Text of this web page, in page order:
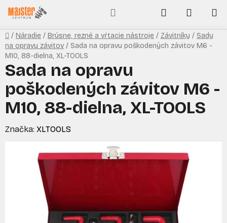
Prejsť
na
obsah
Hľadať
KOŠÍK
Domov
/ Náradie / Brúsne, rezné a vŕtacie nástroje / Závitníky / Sady
na opravu závitov / Sada na opravu poškodených závitov M6 -
M10, 88-dielna, XL-TOOLS
Sada na opravu
poškodených závitov M6 -
M10, 88-dielna, XL-TOOLS
Značka: XLTOOLS